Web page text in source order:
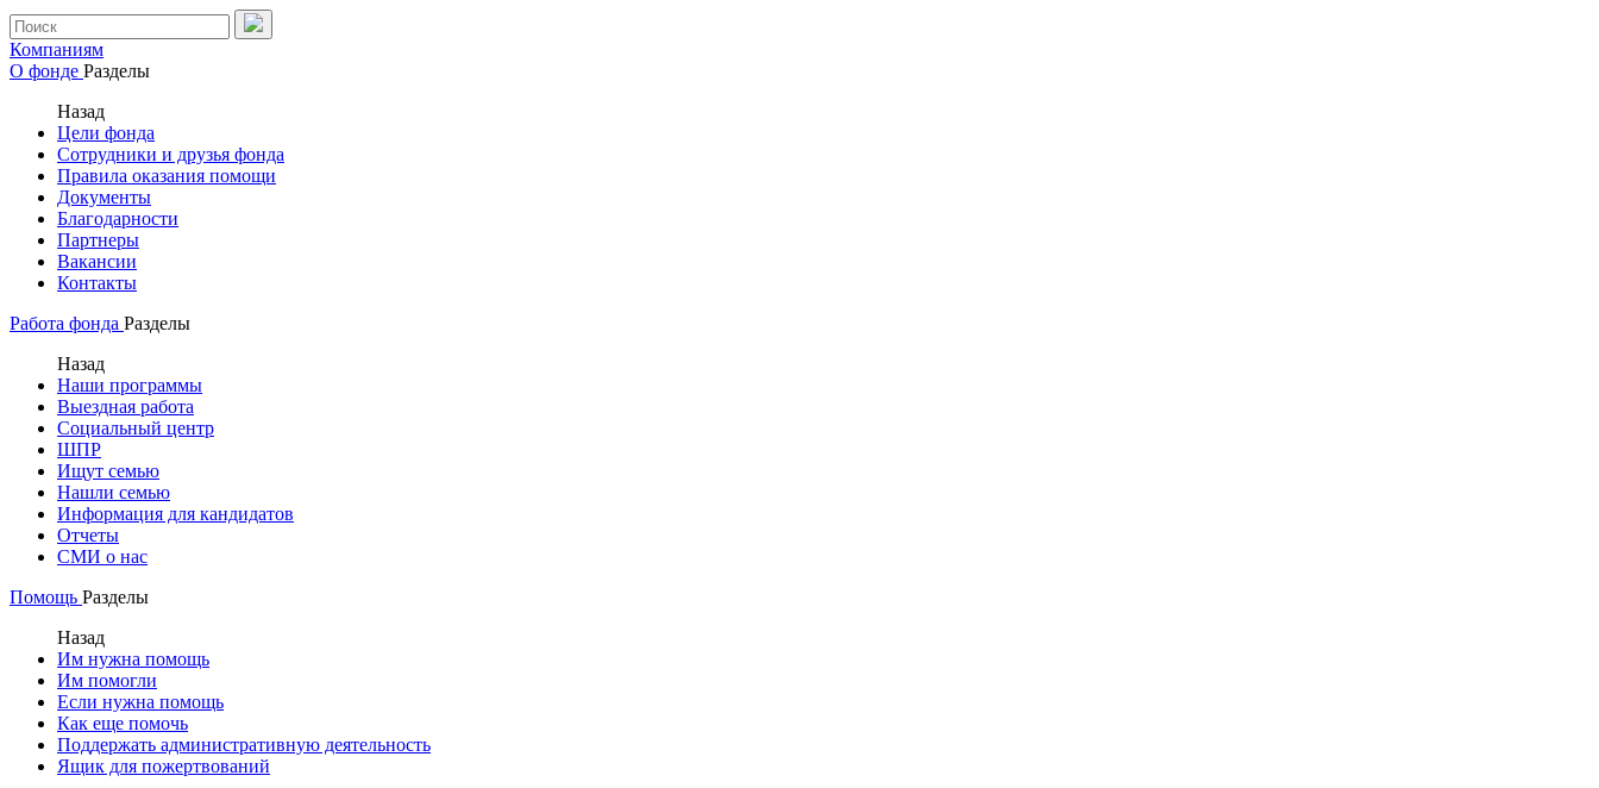
Компаниям
О фонде Разделы
Назад
Цели фонда
Сотрудники и друзья фонда
Правила оказания помощи
Документы
Благодарности
Партнеры
Вакансии
Контакты
Работа фонда Разделы
Назад
Наши программы
Выездная работа
Социальный центр
ШПР
Ищут семью
Нашли семью
Информация для кандидатов
Отчеты
СМИ о нас
Помощь Разделы
Назад
Им нужна помощь
Им помогли
Если нужна помощь
Как еще помочь
Поддержать административную деятельность
Ящик для пожертвований